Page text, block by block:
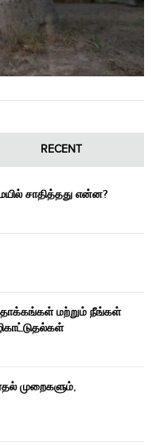
RECENT
சாதித்தது என்ன?
மற்றும் நீங்கள்
முறைகளும்,